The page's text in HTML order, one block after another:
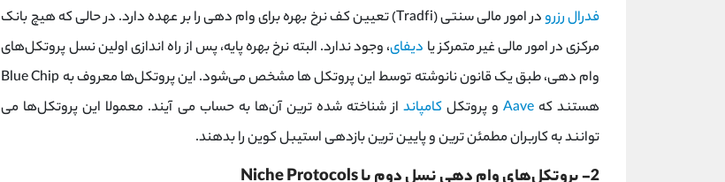
فدرال رزرو
در امور مالی سنتی (Tradfi) تعیین کف نرخ بهره برای وام‌ دهی را بر عهده دارد. در حالی که هیچ بانک
مرکزی در امور مالی غیر متمرکز یا دیفای، وجود ندارد. البته نرخ بهره پایه، پس از راه‌ اندازی اولین نسل پروتکل‌های
وام‌ دهی، طبق یک قانون نانوشته توسط این پروتکل ها مشخص می‌شود. این پروتکل‌ها معروف به Blue Chip
هستند کهAave و پروتکلکامپاند از شناخته‌ شده‌ ترین آن‌ها به حساب می آیند. معمولا این پروتکل‌ها می
توانند به کاربران مطمئن‌ ترین و پایین‌ ترین بازدهی استیبل کوین را بدهند.